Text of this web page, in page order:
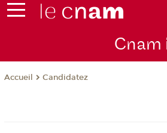
Cnam
Accueil Candidatez